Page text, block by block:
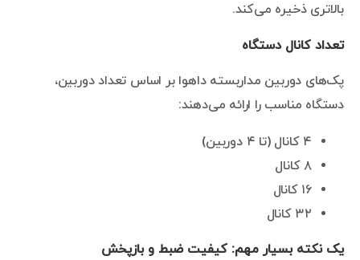
بالاتری ذخیره می‌کند.
تعداد کانال دستگاه
پک‌های دوربین مداربسته داهوا بر اساس تعداد دوربین،
دستگاه مناسب را ارائه می‌دهند:
۴ کانال (تا ۴ دوربین)
۸ کانال
۱۶ کانال
۳۲ کانال
یک نکته بسیار مهم: کیفیت ضبط و بازپخش